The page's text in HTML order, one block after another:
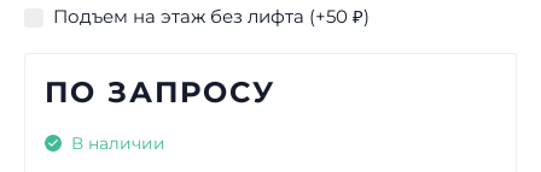
Подъем на этаж без лифта (+50 ₽)
ПО ЗАПРОСУ
В наличии